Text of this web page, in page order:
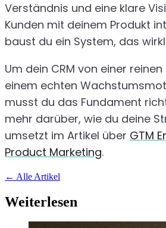
Verständnis und eine klare
Kunden mit deinem Produkt
baust du ein System, das
Um dein CRM von einer
einem echten
musst du das Fundament
mehr darüber, wie du deine
umsetzt im Artikel über GTM
Product Marketing.
← Alle Artikel
Weiterlesen